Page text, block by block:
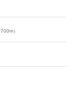
700m）